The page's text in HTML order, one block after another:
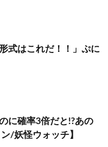
式はこれだ！！」ぷに
に確率3倍だと!?あの
/妖怪ウォッチ】